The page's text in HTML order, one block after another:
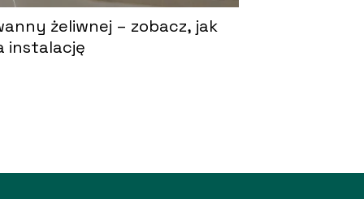
żeliwnej – zobacz, jak
instalację